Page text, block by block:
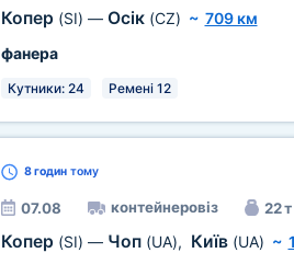
Копер (SI) — Осік (CZ) ~ 709 км
фанера
Кутники: 24 Ремені 12
8 годинтому
07.08 контейнеровіз 22 т
Копер (SI) — Чоп (UA), Київ (UA) ~